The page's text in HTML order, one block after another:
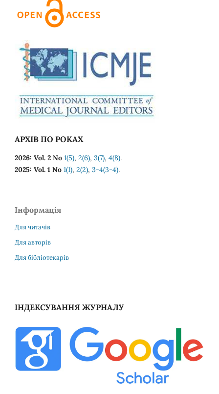
АРХІВ ПО РОКАХ
2026: Vol. 2 No 1(5), 2(6), 3(7), 4(8).
2025: Vol. 1 No 1(1), 2(2), 3-4(3-4).
Інформація
Для читачів
Для авторів
Для бібліотекарів
ІНДЕКСУВАННЯ ЖУРНАЛУ